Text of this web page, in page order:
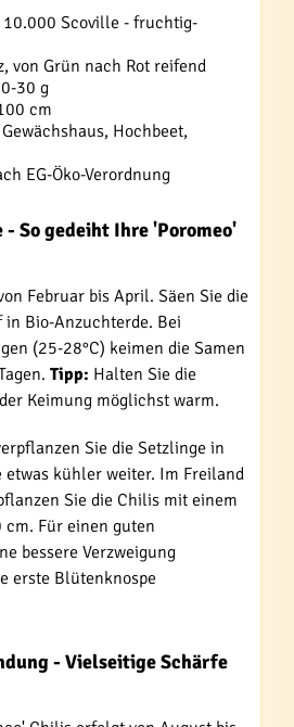
10.000 Scoville - fruchtig-
von Grün nach Rot reifend
30 g
cm
Hochbeet,
EG-Öko-Verordnung
- So gedeiht Ihre 'Poromeo'
Februar bis April. Säen Sie die
Bio-Anzuchterde. Bei
(25-28°C) keimen die Samen
Tipp: Halten Sie die
Keimung möglichst warm.
Sie die Setzlinge in
etwas kühler weiter. Im Freiland
Sie die Chilis mit einem
cm. Für einen guten
bessere Verzweigung
erste Blütenknospe
- Vielseitige Schärfe